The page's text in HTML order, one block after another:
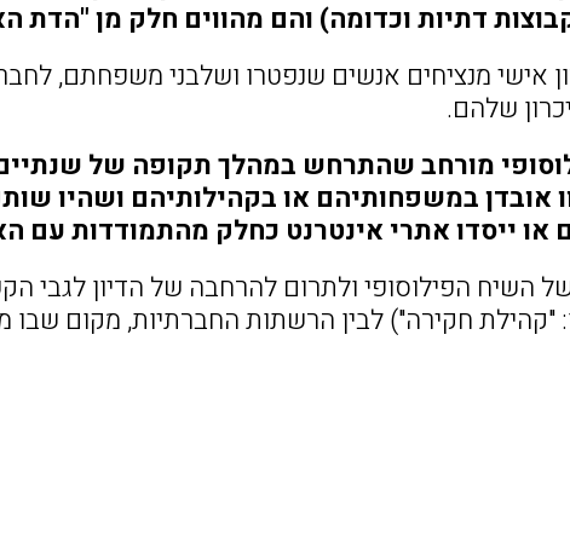
דתיות וכדומה) והם מהווים חלק מן "הדת
אישי מנציחים אנשים שנפטרו ושלבני משפחתם,
שלהם.
מורחב שהתרחש במהלך תקופה של
אובדן במשפחותיהם או בקהילותיהם ושהיו
או ייסדו אתרי אינטרנט כחלק מהתמודדות עם
השיח הפילוסופי ולתרום להרחבה של הדיון לגבי
"קהילת חקירה") לבין הרשתות החברתיות, מקום שבו